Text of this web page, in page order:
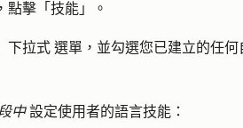
點擊「 技能 」。
下拉式 選單，並勾選您已建立的任何
中設定使用者的語言技能：